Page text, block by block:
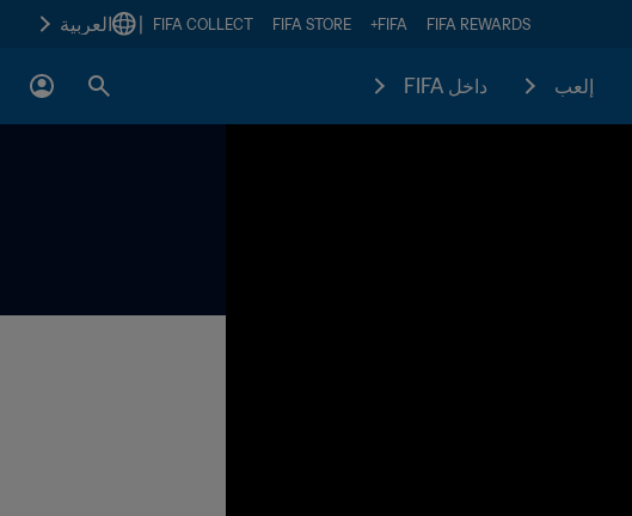
FIFA REWARDS
FIFA+
FIFA STORE
FIFA COLLECT العربية
إلعب داخل FIFA